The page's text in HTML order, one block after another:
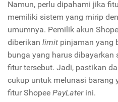
Namun, perlu dipahami jika
memiliki sistem yang mirip
umumnya. Pemilik akun
diberikan limit pinjaman yang
bunga yang harus dibayarkan
fitur tersebut. Jadi, pastikan
cukup untuk melunasi barang
fitur Shopee PayLater ini.